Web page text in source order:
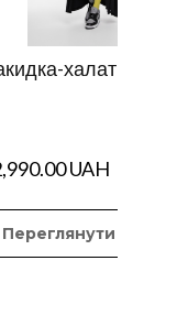
халат
UAH
Переглянути